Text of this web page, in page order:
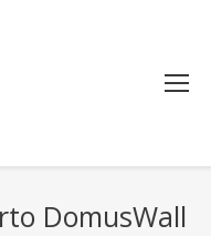
DomusWall